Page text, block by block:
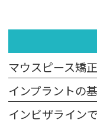
インプラントの
インビザライン